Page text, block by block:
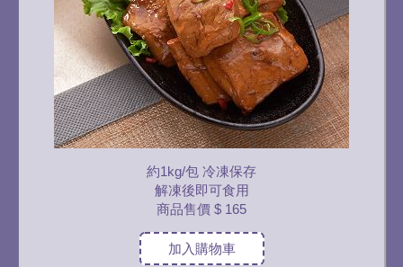
約1kg/包 冷凍保存
解凍後即可食用
商品售價 $ 165
加入購物車